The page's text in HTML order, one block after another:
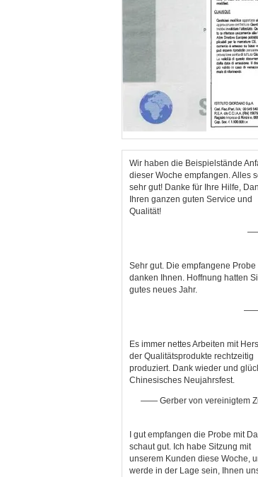
Wir haben die Beispielstände
dieser Woche empfangen. Alles
sehr gut! Danke für Ihre Hilfe,
Ihren ganzen guten Service und
Qualität!
Sehr gut. Die empfangene Probe
danken Ihnen. Hoffnung hatten
gutes neues Jahr.
——
Es immer nettes Arbeiten mit
der Qualitätsprodukte rechtzeitig
produziert. Dank wieder und
Chinesisches Neujahrsfest.
—— Gerber von vereinigtem
I gut empfangen die Probe mit
schaut gut. Ich habe Sitzung mit
unserem Kunden diese Woche,
werde in der Lage sein, Ihnen